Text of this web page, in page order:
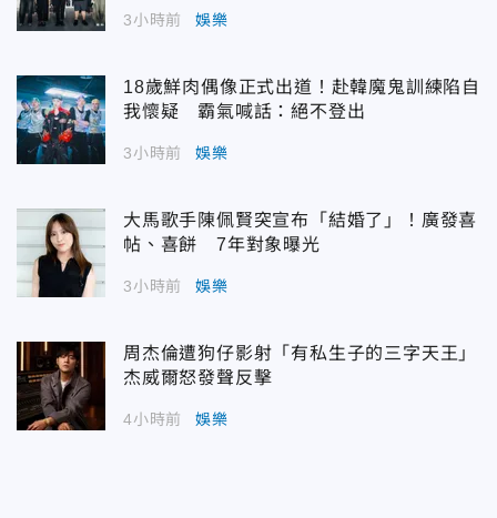
3小時前 娛樂
18歲鮮肉偶像正式出道！赴韓魔鬼訓練陷自
我懷疑 霸氣喊話：絕不登出
3小時前 娛樂
大馬歌手陳佩賢突宣布「結婚了」！廣發喜
帖、喜餅 7年對象曝光
3小時前 娛樂
周杰倫遭狗仔影射「有私生子的三字天王」
杰威爾怒發聲反擊
4小時前 娛樂